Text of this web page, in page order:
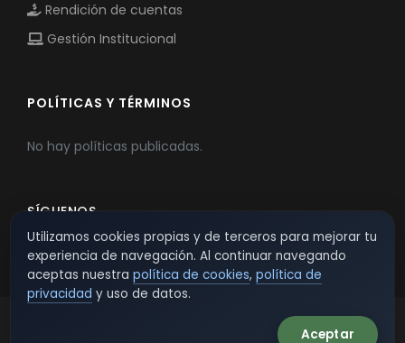
Rendición de cuentas
Gestión Institucional
POLÍTICAS Y TÉRMINOS
No hay políticas publicadas.
SÍGUENOS
© 2026 TSW - TecnoServiWeb. All Rights Reserved.
Utilizamos cookies propias y de terceros para mejorar tu
experiencia de navegación. Al continuar navegando
aceptas nuestra política de cookies, política de
privacidad y uso de datos.
Aceptar